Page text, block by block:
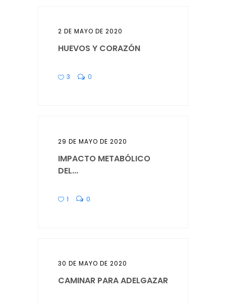
2 DE MAYO DE 2020
HUEVOS Y CORAZÓN
3 0
29 DE MAYO DE 2020
IMPACTO METABÓLICO
DEL...
1 0
30 DE MAYO DE 2020
CAMINAR PARA ADELGAZAR